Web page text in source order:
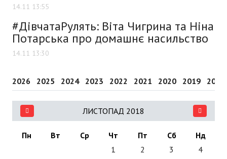
14.11 13:55
#ДівчатаРулять: Віта Чигрина та Ніна
Потарська про домашнє насильство
14.11 13:30
2026 2025 2024 2023 2022 2021 2020 2019 2018
ЛИСТОПАД 2018
Пн Вт Ср Чт Пт Сб
Нд
1
2 3 4